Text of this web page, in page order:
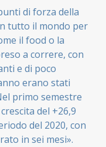
di forza della
tutto il mondo per
il food o la
a correre, con
e di poco
erano stati
primo semestre
del +26,9
del 2020, con
in sei mesi».